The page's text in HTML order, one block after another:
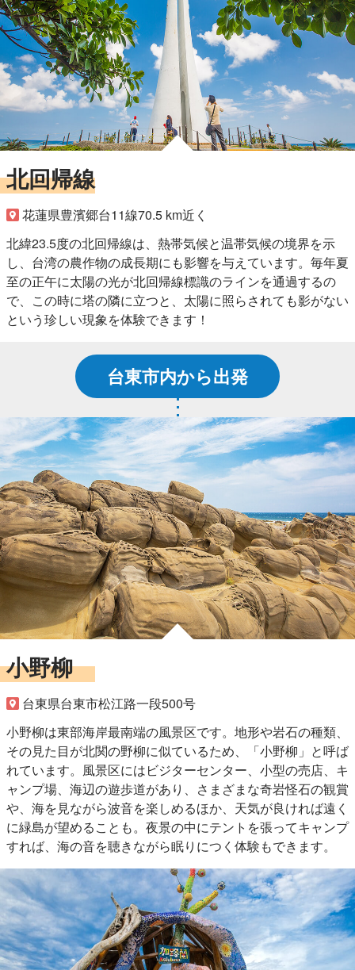
北回帰線
花蓮県豊濱郷台11線70.5 km近く
北緯23.5度の北回帰線は、熱帯気候と温帯気候の境界を示
し、台湾の農作物の成長期にも影響を与えています。毎年夏
至の正午に太陽の光が北回帰線標識のラインを通過するの
で、この時に塔の隣に立つと、太陽に照らされても影がない
という珍しい現象を体験できます！
台東市内から出発
小野柳
台東県台東市松江路一段500号
小野柳は東部海岸最南端の風景区です。地形や岩石の種類、
その見た目が北関の野柳に似ているため、「小野柳」と呼ば
れています。風景区にはビジターセンター、小型の売店、キ
ャンプ場、海辺の遊歩道があり、さまざまな奇岩怪石の観賞
や、海を見ながら波音を楽しめるほか、天気が良ければ遠く
に緑島が望めることも。夜景の中にテントを張ってキャンプ
すれば、海の音を聴きながら眠りにつく体験もできます。